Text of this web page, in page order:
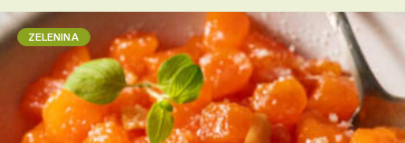
ZELENINA